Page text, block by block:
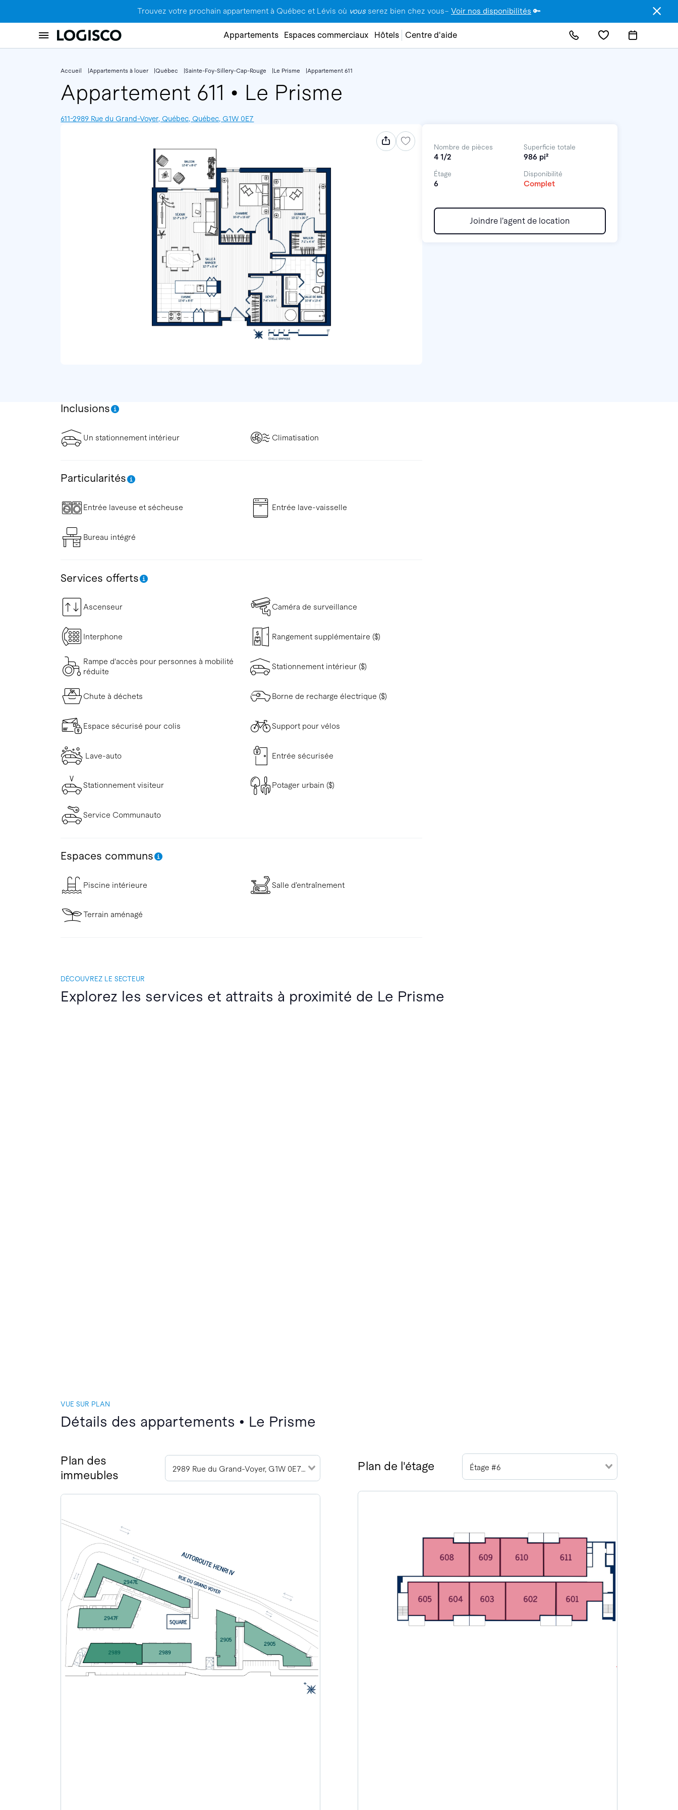
Trouvez votre prochain appartement à Québec et Lévis où vous serez bien chez vous– Voir nos disponibilités 🔑
Appartements Espaces commerciaux Hôtels Centre d'aide
Accueil Appartements à louer Québec Sainte-Foy-Sillery-Cap-Rouge Le Prisme Appartement 611
Appartement 611 • Le Prisme
611-2989 Rue du Grand-Voyer, Québec, Québec, G1W 0E7
Inclusions
Un stationnement intérieur Climatisation
Particularités
Entrée laveuse et sécheuse Entrée lave-vaisselle
Bureau intégré
Services offerts
Ascenseur Caméra de surveillance
Interphone Rangement supplémentaire ($)
Rampe d'accès pour personnes à mobilité
réduite
Stationnement intérieur ($)
Chute à déchets Borne de recharge électrique ($)
Espace sécurisé pour colis Support pour vélos
Lave-auto Entrée sécurisée
Stationnement visiteur Potager urbain ($)
Service Communauto
Espaces communs
Piscine intérieure Salle d’entraînement
Terrain aménagé
Nombre de pièces
4 1/2
Superficie totale
986 pi²
Étage
6
Disponibilité
Complet
Joindre l’agent de location
DÉCOUVREZ LE SECTEUR
Explorez les services et attraits à proximité de Le Prisme
VUE SUR PLAN
Détails des appartements • Le Prisme
Plan des
immeubles
2989 Rue du Grand-Voyer, G1W 0E7 (2) Plan de l'étage Étage #6